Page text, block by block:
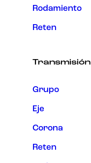
Rodamiento
Reten
Transmisión
Grupo
Eje
Corona
Reten